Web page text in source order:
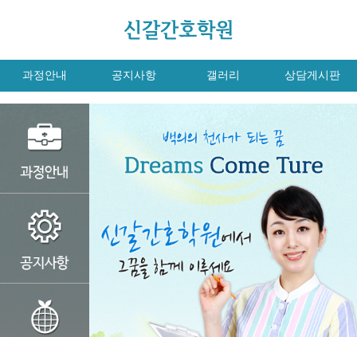
과정안내 공지사항 갤러리 상담게시판